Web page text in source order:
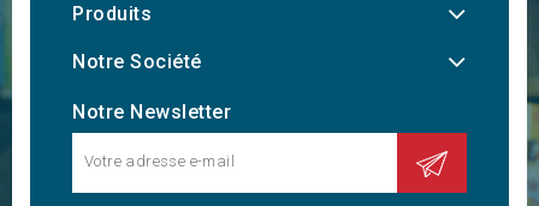
Produits
Notre Société
Notre Newsletter